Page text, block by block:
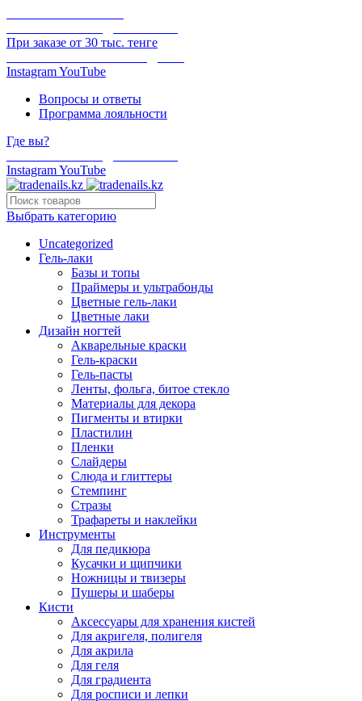
При заказе от 30 тыс. тенге
InstagramYouTube
Вопросы и ответы
Программа лояльности
Где вы?
InstagramYouTube
Выбрать категорию
Uncategorized
Гель-лаки
Базы и топы
Праймеры и ультрабонды
Цветные гель-лаки
Цветные лаки
Дизайн ногтей
Акварельные краски
Гель-краски
Гель-пасты
Ленты, фольга, битое стекло
Материалы для декора
Пигменты и втирки
Пластилин
Пленки
Слайдеры
Слюда и глиттеры
Стемпинг
Стразы
Трафареты и наклейки
Инструменты
Для педикюра
Кусачки и щипчики
Ножницы и твизеры
Пушеры и шаберы
Кисти
Аксессуары для хранения кистей
Для акригеля, полигеля
Для акрила
Для геля
Для градиента
Для росписи и лепки